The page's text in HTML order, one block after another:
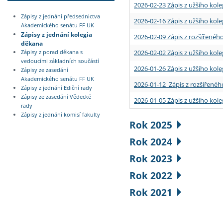
Zápisy z jednání předsednictva
Akademického senátu FF UK
Zápisy z jednání kolegia
děkana
Zápisy z porad děkana s
vedoucími základních součástí
Zápisy ze zasedání
Akademického senátu FF UK
Zápisy z jednání Ediční rady
Zápisy ze zasedání Vědecké
rady
Zápisy z jednání komisí fakulty
2026-02-23 Zápis z užšího
2026-02-16 Zápis z užšího
2026-02-09 Zápis z
2026-02-02 Zápis z užšího
2026-01-26 Zápis z užšího
2026-01-12 Zápis z
2026-01-05 Zápis z užšího
Rok 2025
Rok 2024
Rok 2023
Rok 2022
Rok 2021